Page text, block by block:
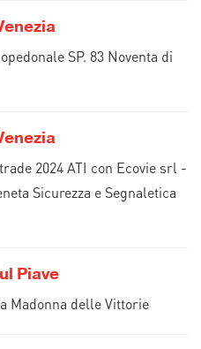
SP. 83 Noventa di
2024 ATI con Ecovie srl -
Sicurezza e Segnaletica
Piave
Madonna delle Vittorie